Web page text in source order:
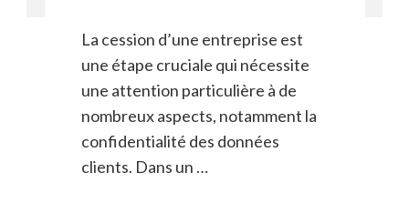
La cession d’une entreprise est
une étape cruciale qui nécessite
une attention particulière à de
nombreux aspects, notamment la
confidentialité des données
clients. Dans un …